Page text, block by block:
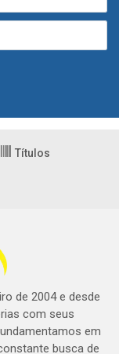
Títulos
de 2004 e desde
com seus
em
busca de